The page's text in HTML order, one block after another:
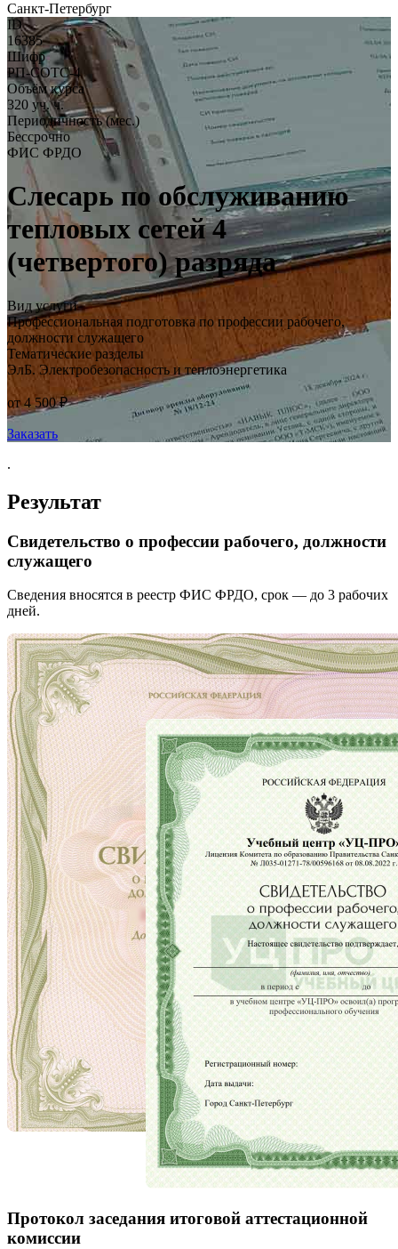
Санкт-Петербург
ID
16385
Шифр
РП-СОТС-4
Объём курса
320 уч. ч.
Периодичность (мес.)
Бессрочно
ФИС ФРДО
Слесарь по обслуживанию
тепловых сетей 4
(четвертого) разряда
Вид услуги
Профессиональная подготовка по профессии рабочего,
должности служащего
Тематические разделы
ЭлБ. Электробезопасность и теплоэнергетика
от 4 500 ₽
Заказать
.
Результат
Свидетельство о профессии рабочего, должности
служащего
Сведения вносятся в реестр ФИС ФРДО, срок — до 3 рабочих
дней.
Протокол заседания итоговой аттестационной
комиссии